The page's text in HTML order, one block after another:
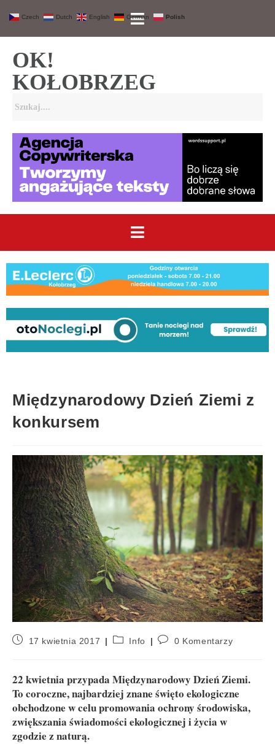
OK!
KOŁOBRZEG
Międzynarodowy Dzień Ziemi z
konkursem
17 kwietnia 2017 Info 0 Komentarzy
22 kwietnia przypada Międzynarodowy Dzień Ziemi.
To coroczne, najbardziej znane święto ekologiczne
obchodzone w celu promowania ochrony środowiska,
zwiększania świadomości ekologicznej i życia w
zgodzie z naturą.
Czech Dutch English German Polish